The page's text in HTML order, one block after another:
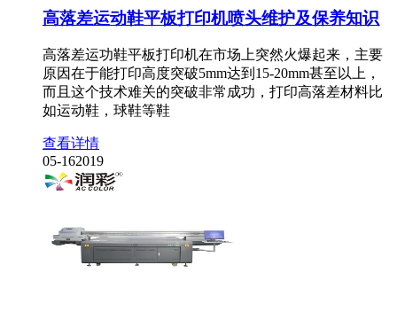
高落差运动鞋平板打印机喷头维护及保养知识
高落差运功鞋平板打印机在市场上突然火爆起来，主要
原因在于能打印高度突破5mm达到15-20mm甚至以上，
而且这个技术难关的突破非常成功，打印高落差材料比
如运动鞋，球鞋等鞋
查看详情
05-162019